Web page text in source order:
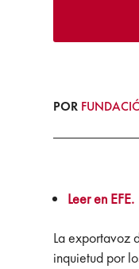
POR
Leer en EFE.
La exportavoz
inquietud por